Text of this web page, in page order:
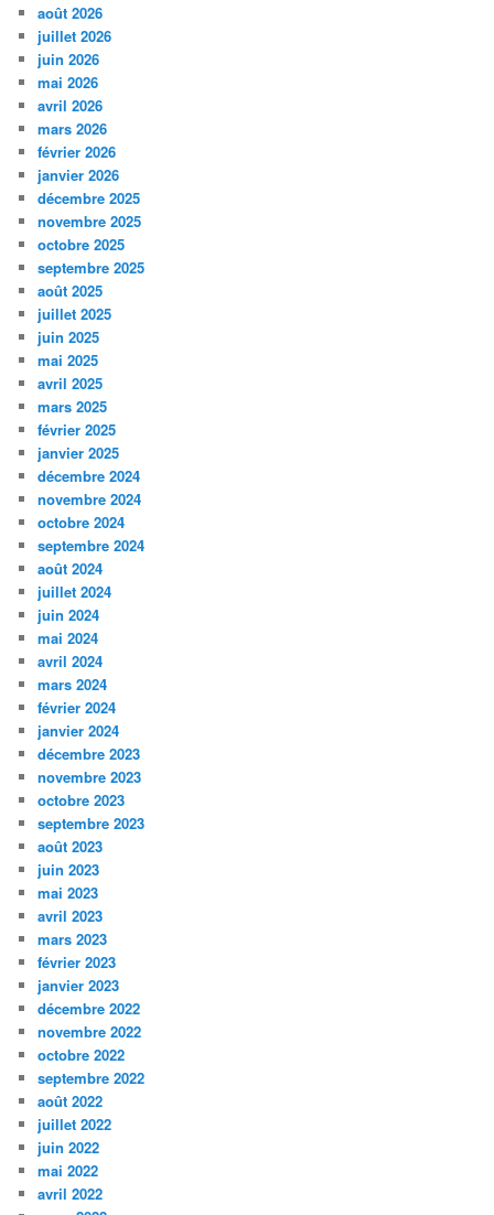
août 2026
juillet 2026
juin 2026
mai 2026
avril 2026
mars 2026
février 2026
janvier 2026
décembre 2025
novembre 2025
octobre 2025
septembre 2025
août 2025
juillet 2025
juin 2025
mai 2025
avril 2025
mars 2025
février 2025
janvier 2025
décembre 2024
novembre 2024
octobre 2024
septembre 2024
août 2024
juillet 2024
juin 2024
mai 2024
avril 2024
mars 2024
février 2024
janvier 2024
décembre 2023
novembre 2023
octobre 2023
septembre 2023
août 2023
juin 2023
mai 2023
avril 2023
mars 2023
février 2023
janvier 2023
décembre 2022
novembre 2022
octobre 2022
septembre 2022
août 2022
juillet 2022
juin 2022
mai 2022
avril 2022